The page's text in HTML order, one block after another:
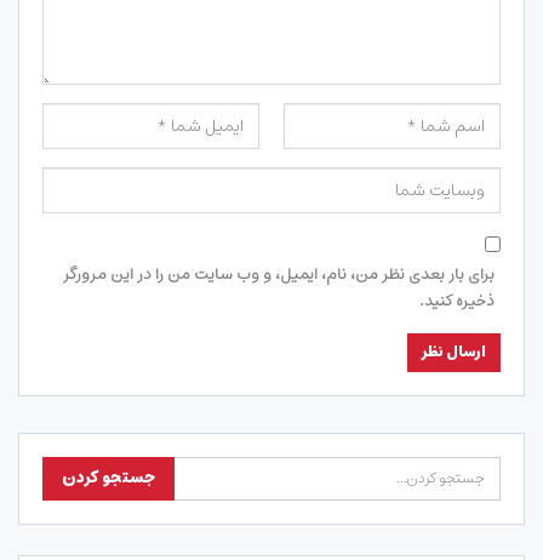
برای بار بعدی نظر من، نام، ایمیل، و وب سایت من را در این مرورگر
ذخیره کنید.